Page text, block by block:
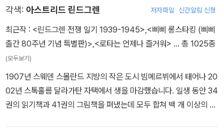
각색: 아스트리드 린드그렌 저자파일 신간알림 신청
최근작 : <린드그렌 전쟁 일기 1939-1945>,<삐삐 롱스타킹 (삐삐
출간 80주년 기념 특별판)>,<로타는 언제나 즐거워> … 총 1025종
(모두보기)
1907년 스웨덴 스몰란드 지방의 작은 도시 빔메르뷔에서 태어나 20
02년 스톡홀름 달라가탄 자택에서 생을 마감했습니다. 일생 동안 34
권의 읽기책과 41권의 그림책을 펴냈는데 모두 합쳐 백 개 이상의 언